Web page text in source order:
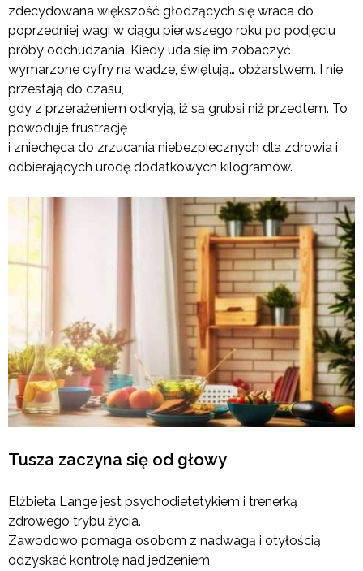
zdecydowana większość głodzących się wraca do
poprzedniej wagi w ciągu pierwszego roku po podjęciu
próby odchudzania. Kiedy uda się im zobaczyć
wymarzone cyfry na wadze, świętują… obżarstwem. I nie
przestają do czasu,
gdy z przerażeniem odkryją, iż są grubsi niż przedtem. To
powoduje frustrację
i zniechęca do zrzucania niebezpiecznych dla zdrowia i
odbierających urodę dodatkowych kilogramów.
Tusza zaczyna się od głowy
Elżbieta Lange jest psychodietetykiem i trenerką
zdrowego trybu życia.
Zawodowo pomaga osobom z nadwagą i otyłością
odzyskać kontrolę nad jedzeniem